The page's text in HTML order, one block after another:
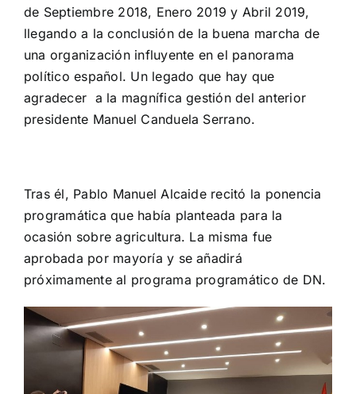
de Septiembre 2018, Enero 2019 y Abril 2019,
llegando a la conclusión de la buena marcha de
una organización influyente en el panorama
político español. Un legado que hay que
agradecer a la magnífica gestión del anterior
presidente Manuel Canduela Serrano.
Tras él, Pablo Manuel Alcaide recitó la ponencia
programática que había planteada para la
ocasión sobre agricultura. La misma fue
aprobada por mayoría y se añadirá
próximamente al programa programático de DN.